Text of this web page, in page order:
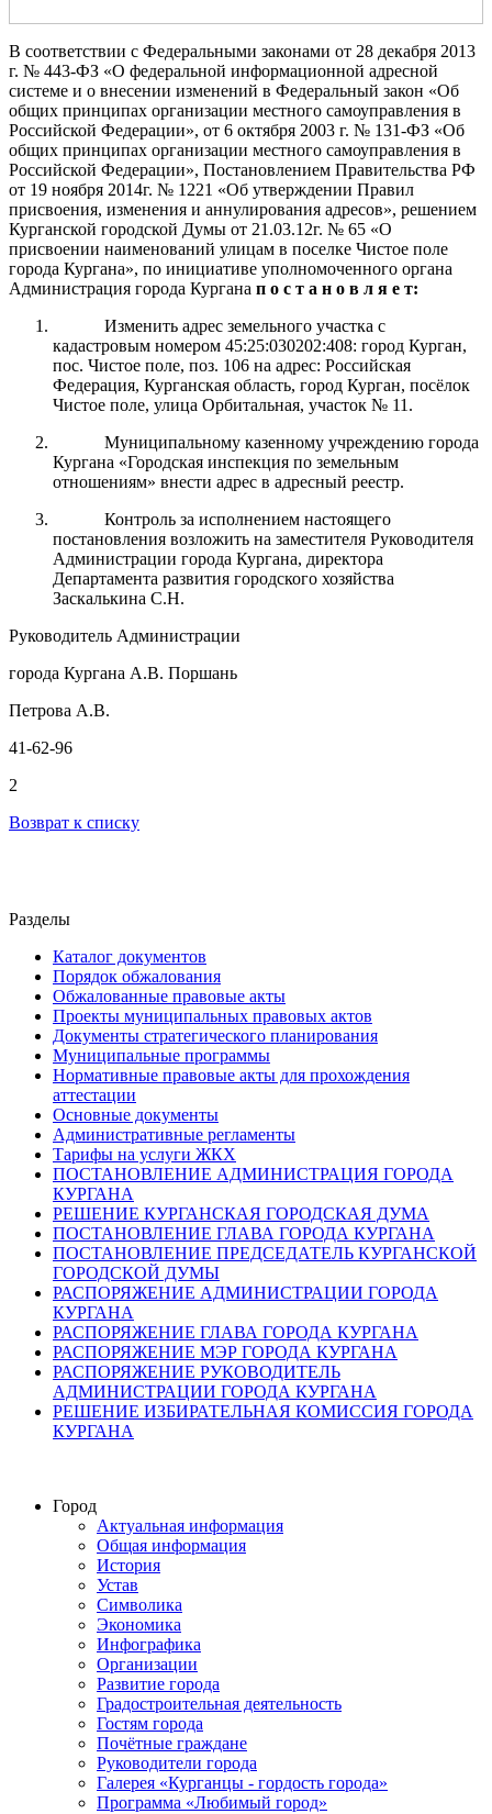
В соответствии с Федеральными законами от 28 декабря 2013
г. № 443-ФЗ «О федеральной информационной адресной
системе и о внесении изменений в Федеральный закон «Об
общих принципах организации местного самоуправления в
Российской Федерации», от 6 октября 2003 г. № 131-ФЗ «Об
общих принципах организации местного самоуправления в
Российской Федерации», Постановлением Правительства РФ
от 19 ноября 2014г. № 1221 «Об утверждении Правил
присвоения, изменения и аннулирования адресов», решением
Курганской городской Думы от 21.03.12г. № 65 «О
присвоении наименований улицам в поселке Чистое поле
города Кургана», по инициативе уполномоченного органа
Администрация города Кургана п о с т а н о в л я е т:
Изменить адрес земельного участка с
кадастровым номером 45:25:030202:408: город Курган,
пос. Чистое поле, поз. 106 на адрес: Российская
Федерация, Курганская область, город Курган, посёлок
Чистое поле, улица Орбитальная, участок № 11.
Муниципальному казенному учреждению города
Кургана «Городская инспекция по земельным
отношениям» внести адрес в адресный реестр.
Контроль за исполнением настоящего
постановления возложить на заместителя Руководителя
Администрации города Кургана, директора
Департамента развития городского хозяйства
Заскалькина С.Н.
Руководитель Администрации
города Кургана А.В. Поршань
Петрова А.В.
41-62-96
2
Возврат к списку
Разделы
Каталог документов
Порядок обжалования
Обжалованные правовые акты
Проекты муниципальных правовых актов
Документы стратегического планирования
Муниципальные программы
Нормативные правовые акты для прохождения
аттестации
Основные документы
Административные регламенты
Тарифы на услуги ЖКХ
ПОСТАНОВЛЕНИЕ АДМИНИСТРАЦИЯ ГОРОДА
КУРГАНА
РЕШЕНИЕ КУРГАНСКАЯ ГОРОДСКАЯ ДУМА
ПОСТАНОВЛЕНИЕ ГЛАВА ГОРОДА КУРГАНА
ПОСТАНОВЛЕНИЕ ПРЕДСЕДАТЕЛЬ КУРГАНСКОЙ
ГОРОДСКОЙ ДУМЫ
РАСПОРЯЖЕНИЕ АДМИНИСТРАЦИИ ГОРОДА
КУРГАНА
РАСПОРЯЖЕНИЕ ГЛАВА ГОРОДА КУРГАНА
РАСПОРЯЖЕНИЕ МЭР ГОРОДА КУРГАНА
РАСПОРЯЖЕНИЕ РУКОВОДИТЕЛЬ
АДМИНИСТРАЦИИ ГОРОДА КУРГАНА
РЕШЕНИЕ ИЗБИРАТЕЛЬНАЯ КОМИССИЯ ГОРОДА
КУРГАНА
Город
Актуальная информация
Общая информация
История
Устав
Символика
Экономика
Инфографика
Организации
Развитие города
Градостроительная деятельность
Гостям города
Почётные граждане
Руководители города
Галерея «Курганцы - гордость города»
Программа «Любимый город»